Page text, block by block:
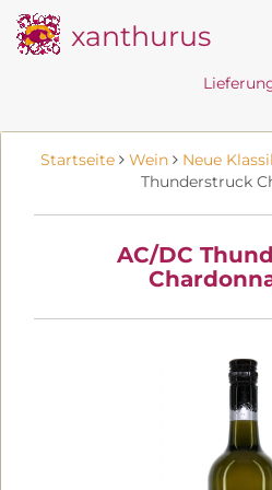
xanthurus
Startseite Wein Neue
Thunderstruck
AC/DC